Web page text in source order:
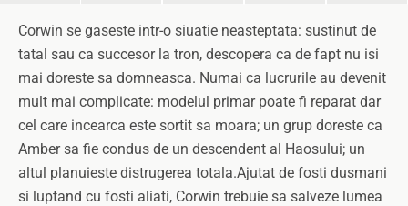
Corwin se gaseste intr-o siuatie neasteptata: sustinut de
tatal sau ca succesor la tron, descopera ca de fapt nu isi
mai doreste sa domneasca. Numai ca lucrurile au devenit
mult mai complicate: modelul primar poate fi reparat dar
cel care incearca este sortit sa moara; un grup doreste ca
Amber sa fie condus de un descendent al Haosului; un
altul planuieste distrugerea totala.Ajutat de fosti dusmani
si luptand cu fosti aliati, Corwin trebuie sa salveze lumea